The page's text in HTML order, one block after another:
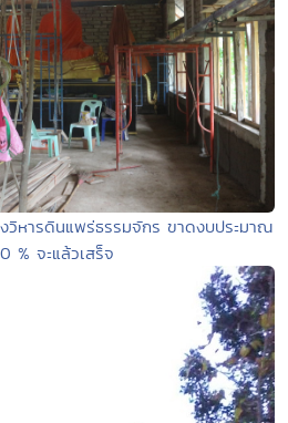
วิหารดินแพร่ธรรมจักร ขาดงบประมาณ
% จะแล้วเสร็จ